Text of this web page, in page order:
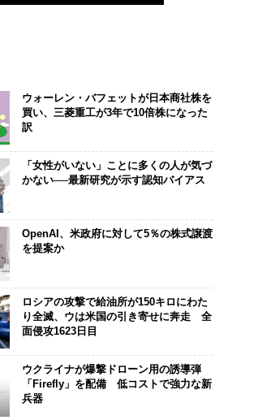
ウォーレン・バフェットが日本商社株を
買い、三菱重工が3年で10倍株になった
訳
「女性がいない」ことに多くの人が気づ
かない──最新研究が示す認知バイアス
OpenAI、米政府に対して5％の株式譲渡
を提案か
ロシアの攻撃で給油所が150キロにわた
り全滅、ウは米国の引き寄せに奔走 全
面侵攻1623日目
ウクライナが爆撃ドローン用の誘導弾
「Firefly」を配備 低コストで強力な新
兵器